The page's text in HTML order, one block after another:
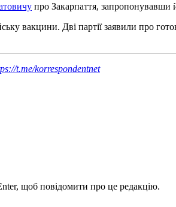
про Закарпаття, запропонувавши
вакцини. Дві партії заявили про
t.me/korrespondentnet
щоб повідомити про це редакцію.